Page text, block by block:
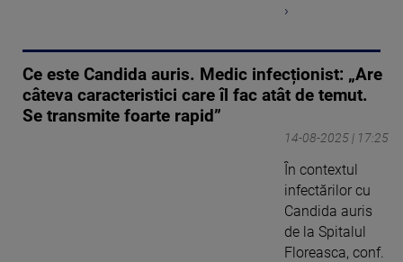
›
Ce este Candida auris. Medic infecționist: „Are
câteva caracteristici care îl fac atât de temut.
Se transmite foarte rapid”
14-08-2025 | 17:25
În contextul
infectărilor cu
Candida auris
de la Spitalul
Floreasca, conf.